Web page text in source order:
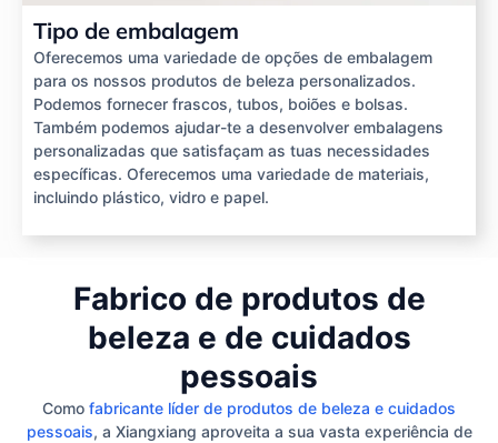
Tipo de embalagem
Oferecemos uma variedade de opções de embalagem
para os nossos produtos de beleza personalizados.
Podemos fornecer frascos, tubos, boiões e bolsas.
Também podemos ajudar-te a desenvolver embalagens
personalizadas que satisfaçam as tuas necessidades
específicas. Oferecemos uma variedade de materiais,
incluindo plástico, vidro e papel.
Fabrico de produtos de
beleza e de cuidados
pessoais
Como fabricante líder de produtos de beleza e cuidados
pessoais, a Xiangxiang aproveita a sua vasta experiência de